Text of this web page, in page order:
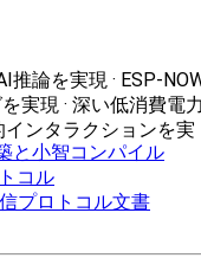
と小智コンパイル
コル
プロトコル文書
論を実現 · ESP-
実現 · 深い低消費電
インタラクションを実